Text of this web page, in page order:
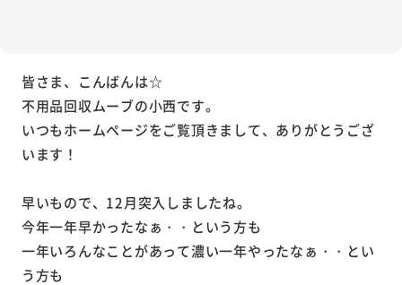
皆さま、こんばんは☆
不用品回収ムーブの小西です。
いつもホームページをご覧頂きまして、ありがとうござ
います！
早いもので、12月突入しましたね。
今年一年早かったなぁ・・という方も
一年いろんなことがあって濃い一年やったなぁ・・とい
う方も